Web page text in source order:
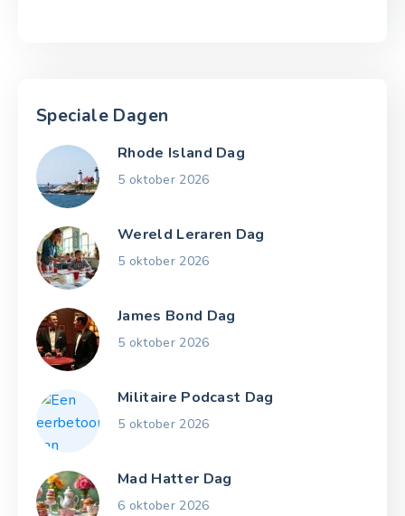
Speciale Dagen
Rhode Island Dag
5 oktober 2026
Wereld Leraren Dag
5 oktober 2026
James Bond Dag
5 oktober 2026
Militaire Podcast Dag
5 oktober 2026
Mad Hatter Dag
6 oktober 2026